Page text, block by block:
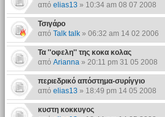
από elias13 » 10:34 am 08 07 2008
Τσιγάρο
από Talk talk» 06:32 am 14 02 2006
Τα ''οφελη'' της κοκα κολας
από Arianna» 20:11 pm 31 05 2008
περιεδρικό απόστημα-συρίγγιο
από elias13 » 18:49 pm 14 05 2008
κυστη κοκκυγος